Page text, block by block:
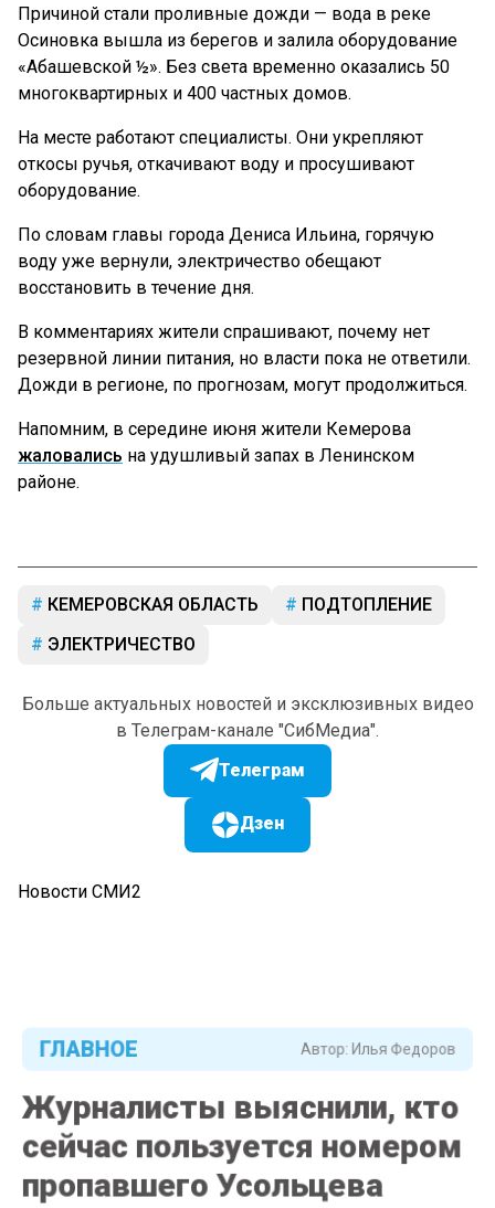
Причиной стали проливные дожди — вода в реке
Осиновка вышла из берегов и залила оборудование
«Абашевской ½». Без света временно оказались 50
многоквартирных и 400 частных домов.
На месте работают специалисты. Они укрепляют
откосы ручья, откачивают воду и просушивают
оборудование.
По словам главы города Дениса Ильина, горячую
воду уже вернули, электричество обещают
восстановить в течение дня.
В комментариях жители спрашивают, почему нет
резервной линии питания, но власти пока не ответили.
Дожди в регионе, по прогнозам, могут продолжиться.
Напомним, в середине июня жители Кемерова
жаловались на удушливый запах в Ленинском
районе.
КЕМЕРОВСКАЯ ОБЛАСТЬ
ПОДТОПЛЕНИЕ
ЭЛЕКТРИЧЕСТВО
Больше актуальных новостей и эксклюзивных видео
в Телеграм-канале "СибМедиа".
Телеграм
Дзен
Новости СМИ2
ГЛАВНОЕ
Журналисты выяснили, кто
сейчас пользуется номером
пропавшего Усольцева